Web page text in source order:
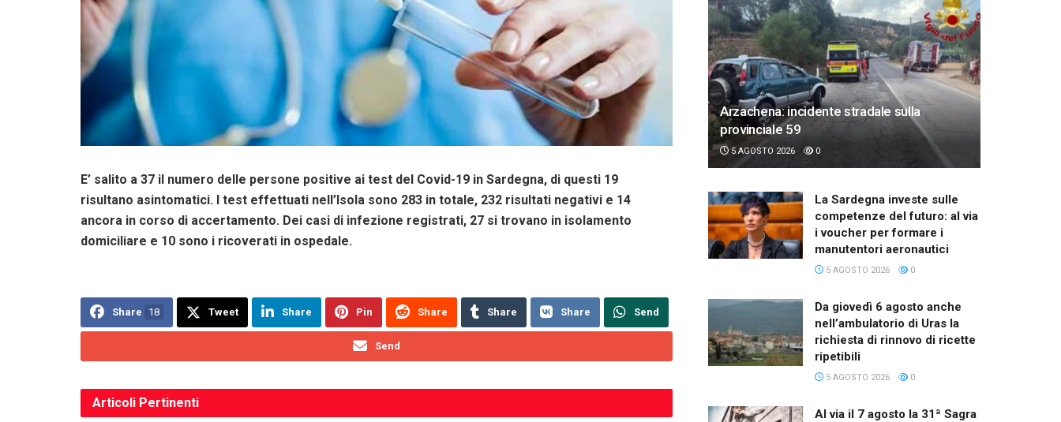
E’ salito a 37 il numero delle persone positive ai test del Covid-19 in Sardegna, di questi 19
risultano asintomatici. I test effettuati nell’Isola sono 283 in totale, 232 risultati negativi e 14
ancora in corso di accertamento. Dei casi di infezione registrati, 27 si trovano in isolamento
domiciliare e 10 sono i ricoverati in ospedale.
Share 18 Tweet Share Pin Share Share Share Send
Send
Articoli Pertinenti
Arzachena: incidente stradale sulla
provinciale 59
5 AGOSTO 2026 0
La Sardegna investe sulle
competenze del futuro: al via
i voucher per formare i
manutentori aeronautici
5 AGOSTO 2026 0
Da giovedì 6 agosto anche
nell’ambulatorio di Uras la
richiesta di rinnovo di ricette
ripetibili
5 AGOSTO 2026 0
Al via il 7 agosto la 31ª Sagra